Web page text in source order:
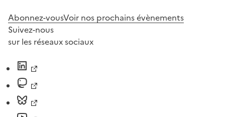
Abonnez-vousVoir nos prochains évènements
Suivez-nous
sur les réseaux sociaux